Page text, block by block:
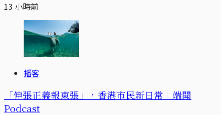
13 小時前
播客
「伸張正義報東張」，香港市民新日常｜端聞
Podcast